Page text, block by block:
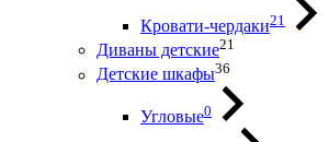
Кровати-чердаки21
Диваны детские21
Детские шкафы36
Угловые0